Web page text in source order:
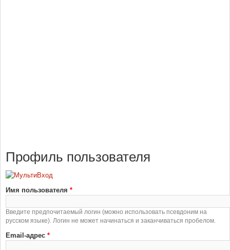
Профиль пользователя
Имя пользователя *
Введите предпочитаемый логин (можно использовать псевдоним на
русском языке). Логин не может начинаться и заканчиваться пробелом.
Email-адрес *